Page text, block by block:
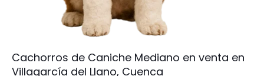
Cachorros de Caniche Mediano en venta en
Villagarcía del Llano, Cuenca